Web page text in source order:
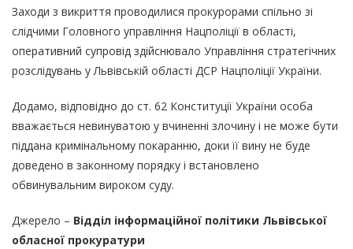
Заходи з викриття проводилися прокурорами спільно зі
слідчими Головного управління Нацполіції в області,
оперативний супровід здійснювало Управління стратегічних
розслідувань у Львівській області ДСР Нацполіції України.
Додамо, відповідно до ст. 62 Конституції України особа
вважається невинуватою у вчиненні злочину і не може бути
піддана кримінальному покаранню, доки її вину не буде
доведено в законному порядку і встановлено
обвинувальним вироком суду.
Джерело – Відділ інформаційної політики Львівської
обласної прокуратури